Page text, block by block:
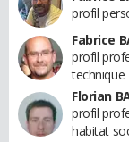
profil
Fabrice
profil
technique
Florian
profil
habitat